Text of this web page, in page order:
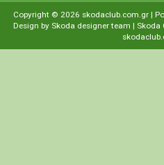
Copyright © 2026 skodaclub.com.gr |
Design by Skoda designer team | Skoda